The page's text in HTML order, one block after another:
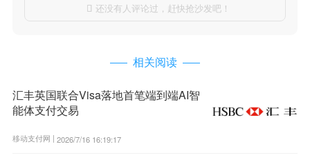
 还没有人评论过，赶快抢沙发吧！
相关阅读
汇丰英国联合Visa落地首笔端到端AI智
能体支付交易
移动支付网 | 2026/7/16 16:19:17